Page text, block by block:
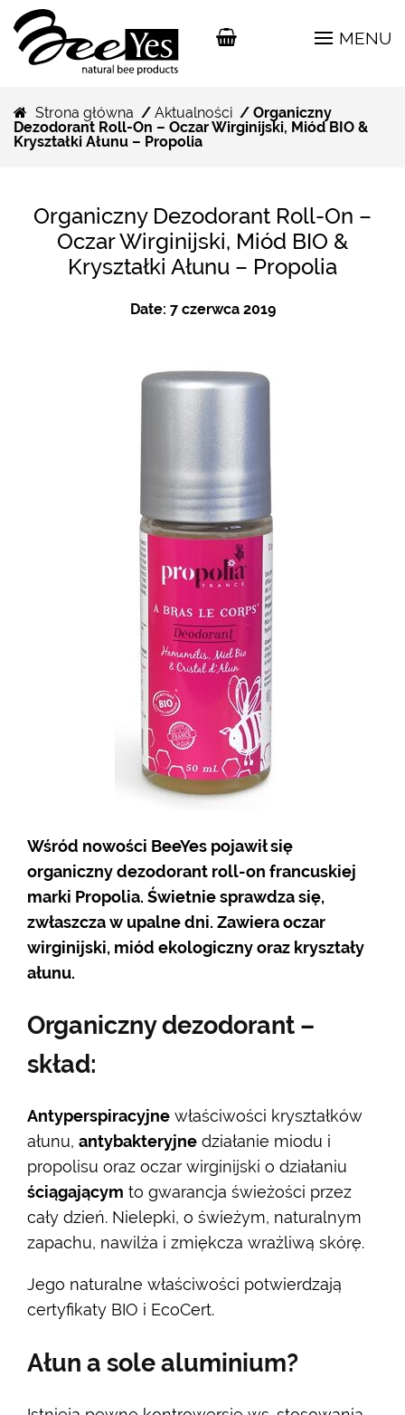
MENU
Strona główna / Aktualności/ Organiczny
Dezodorant Roll-On – Oczar Wirginijski, Miód BIO &
Kryształki Ałunu – Propolia
Organiczny Dezodorant Roll-On –
Oczar Wirginijski, Miód BIO &
Kryształki Ałunu – Propolia
Date: 7 czerwca 2019
Wśród nowości BeeYes pojawił się
organiczny dezodorant roll-on francuskiej
marki Propolia. Świetnie sprawdza się,
zwłaszcza w upalne dni. Zawiera oczar
wirginijski, miód ekologiczny oraz kryształy
ałunu.
Organiczny dezodorant –
skład:
Antyperspiracyjne właściwości kryształków
ałunu, antybakteryjne działanie miodu i
propolisu oraz oczar wirginijski o działaniu
ściągającym to gwarancja świeżości przez
cały dzień. Nielepki, o świeżym, naturalnym
zapachu, nawilża i zmiękcza wrażliwą skórę.
Jego naturalne właściwości potwierdzają
certyfikaty BIO i EcoCert.
Ałun a sole aluminium?